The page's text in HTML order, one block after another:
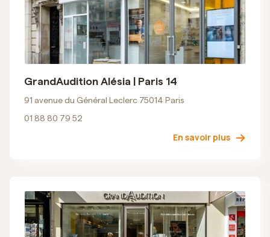
GrandAudition Alésia | Paris 14
91 avenue du Général Leclerc 75014 Paris
01 88 80 79 52
En savoir plus